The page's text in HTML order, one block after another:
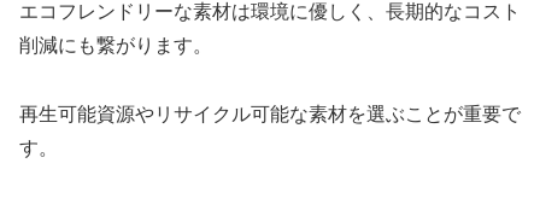
エコフレンドリーな素材は環境に優しく、長期的なコスト
削減にも繋がります。
再生可能資源やリサイクル可能な素材を選ぶことが重要で
す。